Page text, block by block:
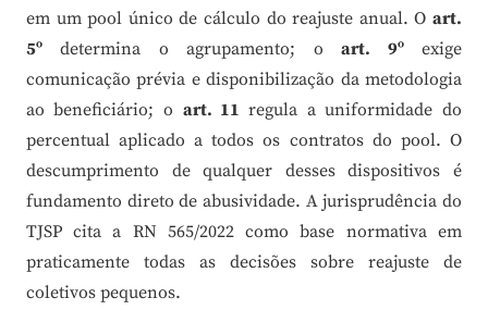
em um pool único de cálculo do reajuste anual. O art.
5º determina o agrupamento; oart. 9ºexige
comunicação prévia e disponibilização da metodologia
ao beneficiário; o art. 11 regula a uniformidade do
percentual aplicado a todos os contratos do pool. O
descumprimento de qualquer desses dispositivos é
fundamento direto de abusividade. A jurisprudência do
TJSP cita a RN 565/2022 como base normativa em
praticamente todas as decisões sobre reajuste de
coletivos pequenos.